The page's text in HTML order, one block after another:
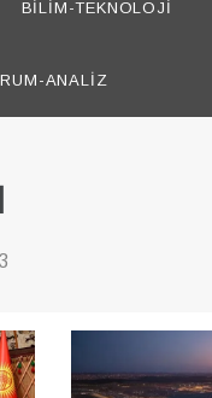
BILIM-TEKNOLOJI
ANALIZ